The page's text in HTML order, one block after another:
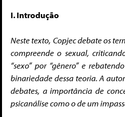
I. Introdução
Neste texto, Copjec debate os
compreende o sexual,
“sexo” por “gênero” e
binariedade dessa teoria. A
debates, a importância de
psicanálise como o de um